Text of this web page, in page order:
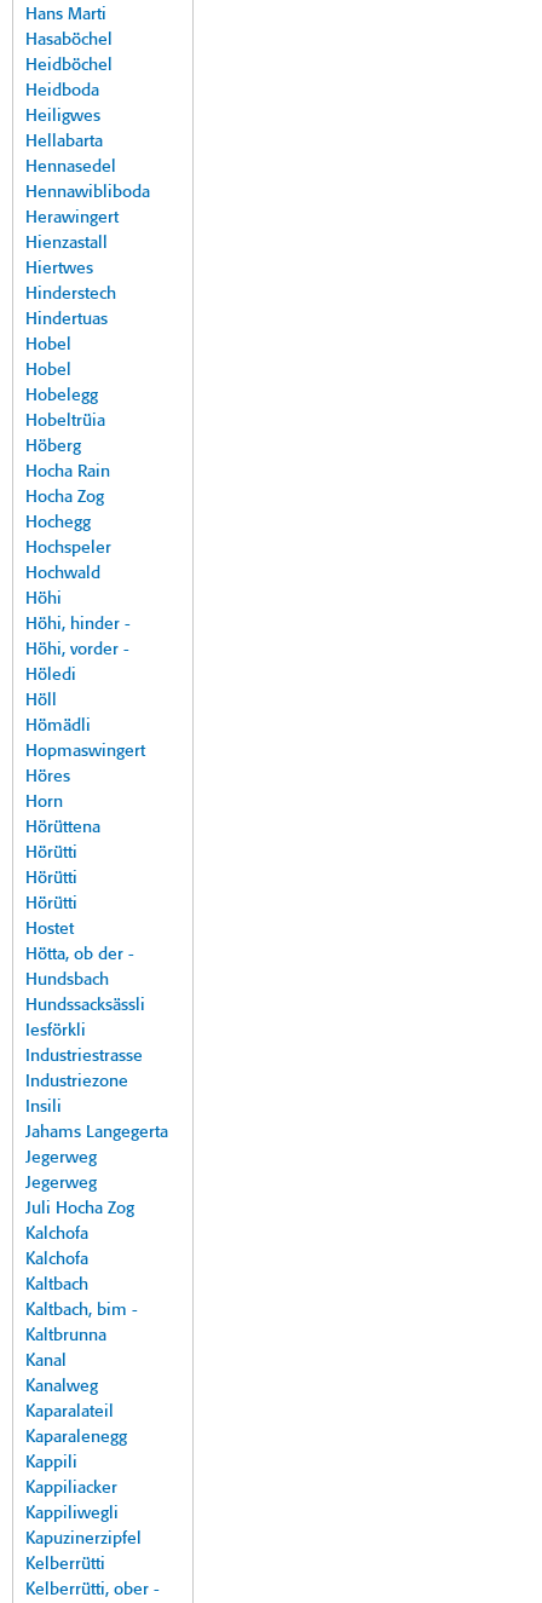
Hans Marti
Hasaböchel
Heidböchel
Heidboda
Heiligwes
Hellabarta
Hennasedel
Hennawibliboda
Herawingert
Hienzastall
Hiertwes
Hinderstech
Hindertuas
Hobel
Hobel
Hobelegg
Hobeltrüia
Höberg
Hocha Rain
Hocha Zog
Hochegg
Hochspeler
Hochwald
Höhi
Höhi, hinder -
Höhi, vorder -
Höledi
Höll
Hömädli
Hopmaswingert
Höres
Horn
Hörüttena
Hörütti
Hörütti
Hörütti
Hostet
Hötta, ob der -
Hundsbach
Hundssacksässli
Iesförkli
Industriestrasse
Industriezone
Insili
Jahams Langegerta
Jegerweg
Jegerweg
Juli Hocha Zog
Kalchofa
Kalchofa
Kaltbach
Kaltbach, bim -
Kaltbrunna
Kanal
Kanalweg
Kaparalateil
Kaparalenegg
Kappili
Kappiliacker
Kappiliwegli
Kapuzinerzipfel
Kelberrütti
Kelberrütti, ober -